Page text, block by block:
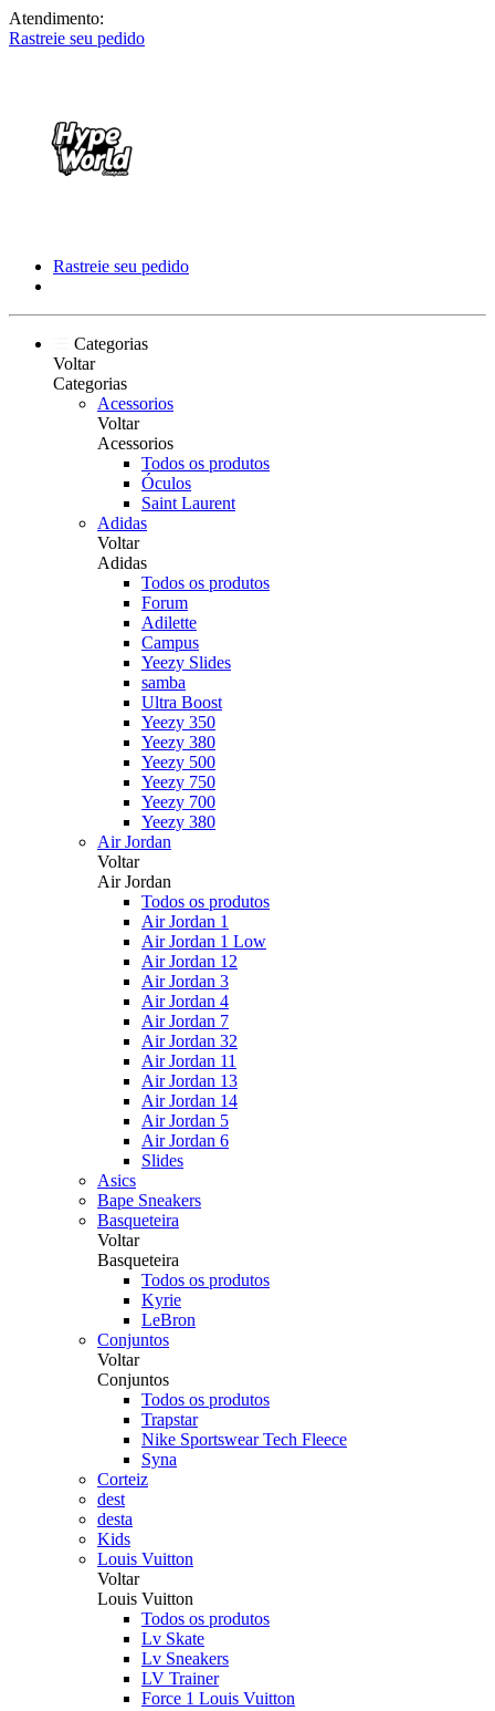
Atendimento:
Rastreie seu pedido
Rastreie seu pedido
Categorias
Voltar
Categorias
Acessorios
Voltar
Acessorios
Todos os produtos
Óculos
Saint Laurent
Adidas
Voltar
Adidas
Todos os produtos
Forum
Adilette
Campus
Yeezy Slides
samba
Ultra Boost
Yeezy 350
Yeezy 380
Yeezy 500
Yeezy 750
Yeezy 700
Yeezy 380
Air Jordan
Voltar
Air Jordan
Todos os produtos
Air Jordan 1
Air Jordan 1 Low
Air Jordan 12
Air Jordan 3
Air Jordan 4
Air Jordan 7
Air Jordan 32
Air Jordan 11
Air Jordan 13
Air Jordan 14
Air Jordan 5
Air Jordan 6
Slides
Asics
Bape Sneakers
Basqueteira
Voltar
Basqueteira
Todos os produtos
Kyrie
LeBron
Conjuntos
Voltar
Conjuntos
Todos os produtos
Trapstar
Nike Sportswear Tech Fleece
Syna
Corteiz
dest
desta
Kids
Louis Vuitton
Voltar
Louis Vuitton
Todos os produtos
Lv Skate
Lv Sneakers
LV Trainer
Force 1 Louis Vuitton